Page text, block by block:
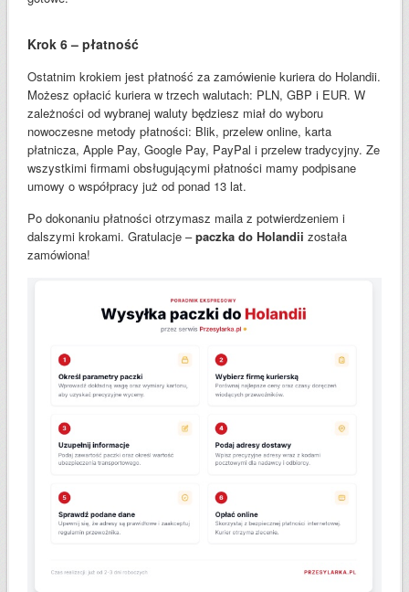
Krok 6 – płatność
Ostatnim krokiem jest płatność za zamówienie kuriera do Holandii.
Możesz opłacić kuriera w trzech walutach: PLN, GBP i EUR. W
zależności od wybranej waluty będziesz miał do wyboru
nowoczesne metody płatności: Blik, przelew online, karta
płatnicza, Apple Pay, Google Pay, PayPal i przelew tradycyjny. Ze
wszystkimi firmami obsługującymi płatności mamy podpisane
umowy o współpracy już od ponad 13 lat.
Po dokonaniu płatności otrzymasz maila z potwierdzeniem i
dalszymi krokami. Gratulacje –paczka do Holandii została
zamówiona!